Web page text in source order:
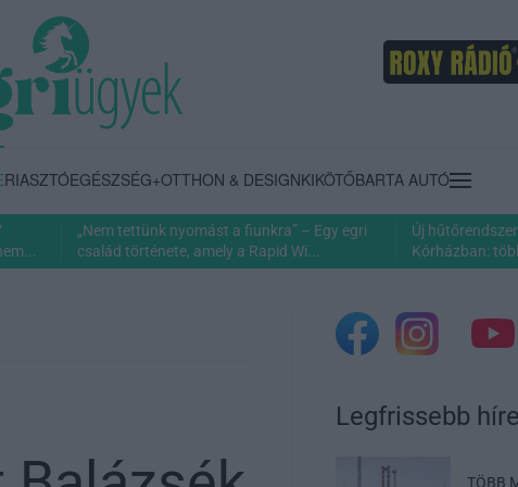
RIASZTÓEGÉSZSÉG+OTTHON & DESIGNKIKÖTŐBARTA AUTÓ
„Nem tettünk nyomást a fiunkra” – Egy egri
család története, amely a Rapid Wi...
Új
Kórházban:
Legfrissebb
TÖBB